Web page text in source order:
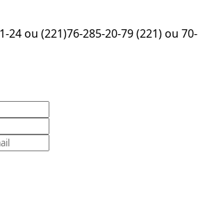
24 ou (221)76-285-20-79 (221) ou 70-